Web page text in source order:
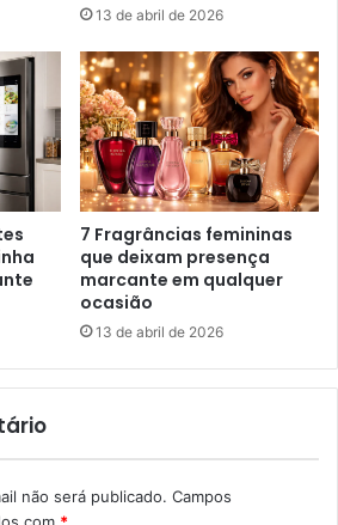
13 de abril de 2026
7 Fragrâncias femininas
que deixam presença
marcante em qualquer
ocasião
13 de abril de 2026
não será publicado. Campos
com *